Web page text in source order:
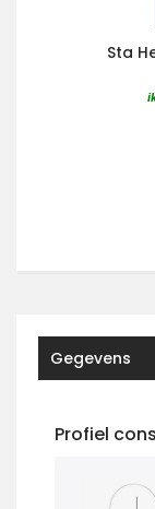
Sta
Gegevens